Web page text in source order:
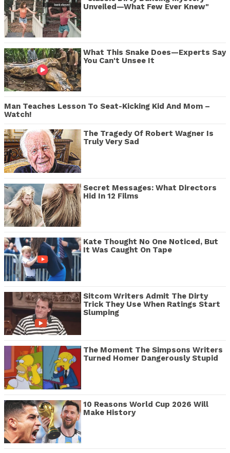
Unveiled—What Few Ever Knew"
What This Snake Does—Experts Say
You Can't Unsee It
Man Teaches Lesson To Seat-Kicking Kid And Mom –
Watch!
The Tragedy Of Robert Wagner Is
Truly Very Sad
Secret Messages: What Directors
Hid In 12 Films
Kate Thought No One Noticed, But
It Was Caught On Tape
Sitcom Writers Admit The Dirty
Trick They Use When Ratings Start
Slumping
The Moment The Simpsons Writers
Turned Homer Dangerously Stupid
10 Reasons World Cup 2026 Will
Make History